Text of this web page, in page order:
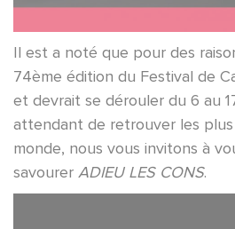
Il est a noté que pour des
74ème édition du Festival de
et devrait se dérouler du 6 au
attendant de retrouver les
monde, nous vous invitons à
savourer ADIEU LES CONS.